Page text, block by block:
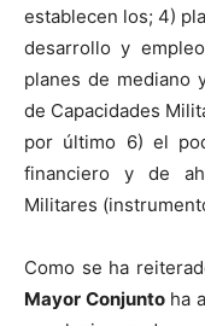
establecen los; 4)
desarrollo y
planes de mediano
de Capacidades
por último 6) el
financiero y de
Militares
Como se ha
Mayor Conjuntoha